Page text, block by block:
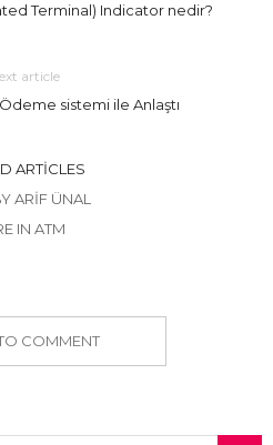
Terminal) Indicator nedir?
article
sistemi ile Anlaştı
ARTICLES
ARIF ÜNAL
IN ATM
COMMENT